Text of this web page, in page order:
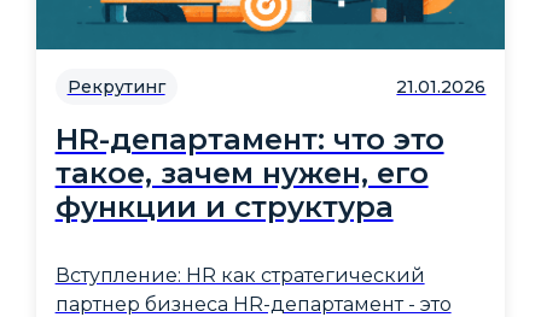
Рекрутинг 21.01.2026
HR-департамент: что это
такое, зачем нужен, его
функции и структура
Вступление: HR как стратегический
партнер бизнеса HR-департамент - это